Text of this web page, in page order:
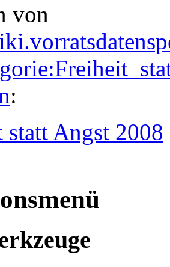
von
:
statt Angst 2008